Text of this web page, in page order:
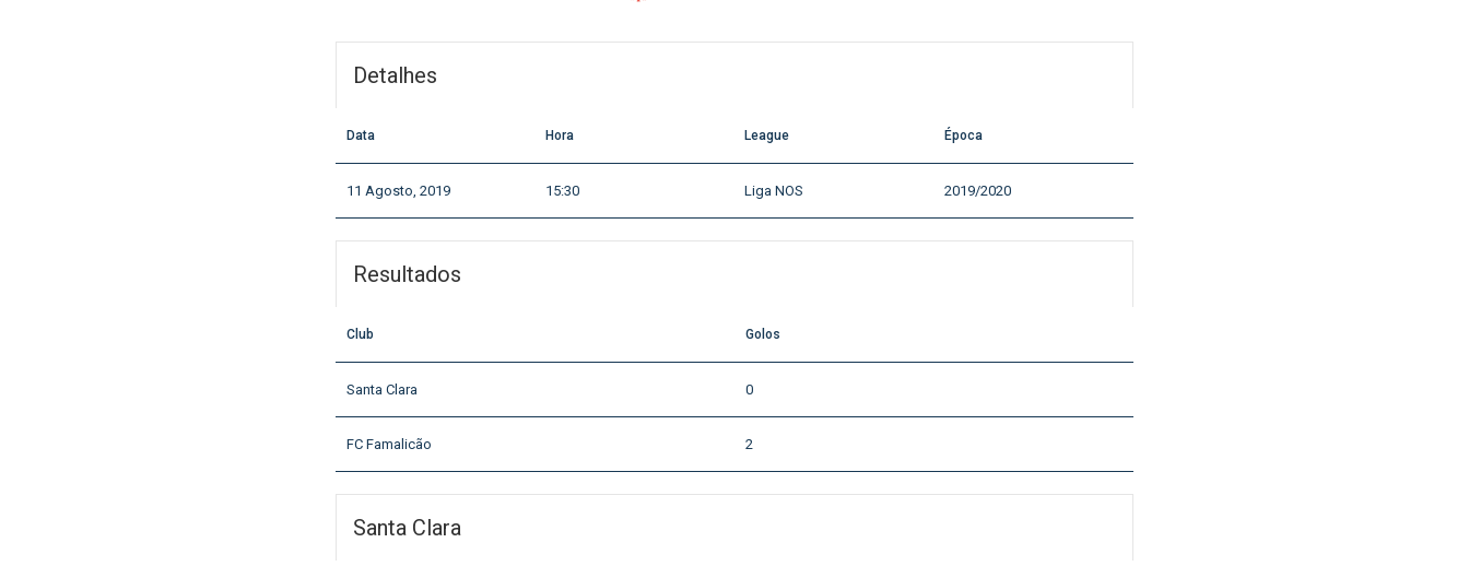
Detalhes
Data Hora League Época
11 Agosto, 2019 15:30 Liga NOS 2019/2020
Resultados
Club Golos
Santa Clara 0
FC Famalicão 2
Santa Clara